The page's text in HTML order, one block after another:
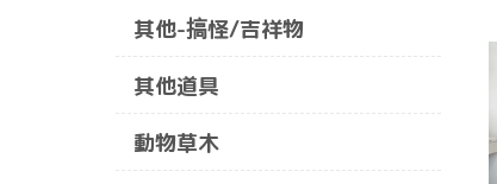
其他-搞怪/吉祥物
其他道具
動物草木